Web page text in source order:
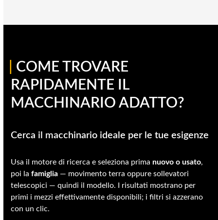
COME TROVARE
RAPIDAMENTE IL
MACCHINARIO ADATTO?
Cerca il macchinario ideale per le tue esigenze
Usa il motore di ricerca e seleziona prima nuovo o usato,
poi lafamiglia — movimento terra oppure sollevatori
telescopici — quindi il modello. I risultati mostrano per
primi i mezzi effettivamente disponibili; i filtri si azzerano
con un clic.